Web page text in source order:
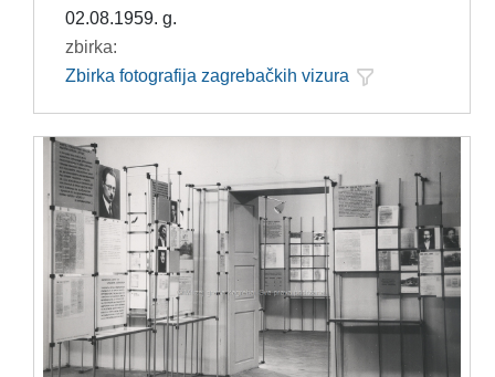
02.08.1959. g.
zbirka:
Zbirka fotografija zagrebačkih vizura